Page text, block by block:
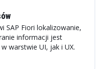
SAP Fiori lokalizowanie,
informacji jest
warstwie UI, jak i UX.